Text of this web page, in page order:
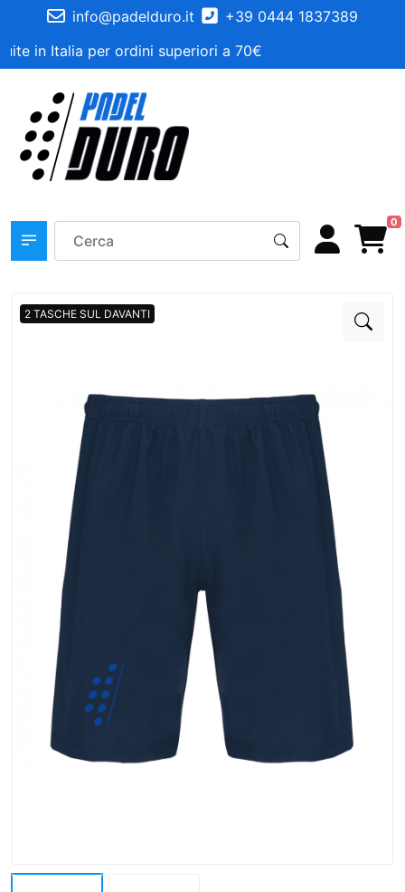
info@padelduro.it
+39 0444 1837389
in Italia per ordini superiori a 70€
0
2 TASCHE SUL DAVANTI